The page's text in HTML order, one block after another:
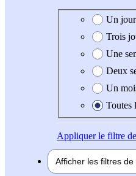
Date de création
Un jour
Trois
Une
Deux
Un
Toutes
Appliquerle filtre
Afficher les filtres de